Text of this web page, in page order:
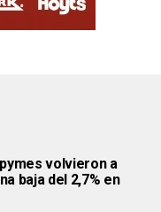
volvieron a
baja del 2,7% en